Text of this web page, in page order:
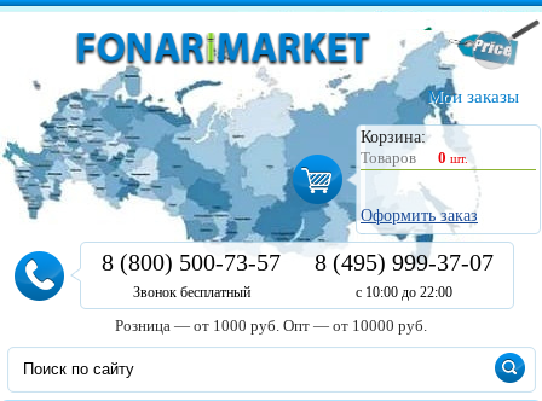
Мои заказы
Корзина:
Товаров
0 шт.
Оформить заказ
8 (800) 500-73-57
Звонок бесплатный
8 (495) 999-37-07
с 10:00 до 22:00
Розница — от 1000 руб. Опт — от 10000 руб.